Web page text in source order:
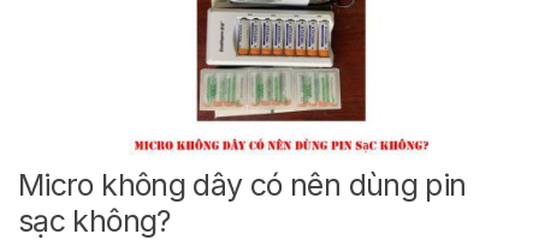
Micro không dây có nên dùng pin
sạc không?